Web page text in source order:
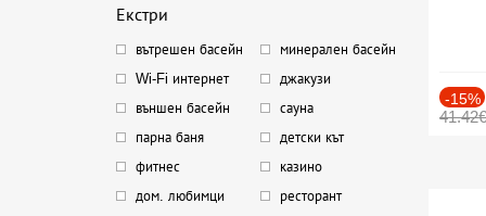
Екстри
вътрешен басейн
минерален басейн
Wi-Fi интернет
джакузи
външен басейн
сауна
парна баня
детски кът
фитнес
казино
дом. любимци
ресторант
-15%
41.42€